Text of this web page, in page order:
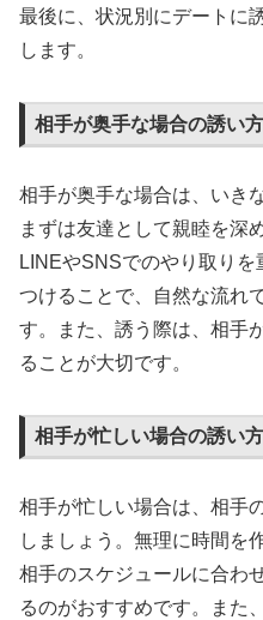
最後に、状況別にデートに
します。
相手が奥手な場合の誘い方
相手が奥手な場合は、いき
まずは友達として親睦を深
LINEやSNSでのやり取り
つけることで、自然な流れ
す。また、誘う際は、相手
ることが大切です。
相手が忙しい場合の誘い方
相手が忙しい場合は、相手
しましょう。無理に時間を
相手のスケジュールに合わ
るのがおすすめです。また